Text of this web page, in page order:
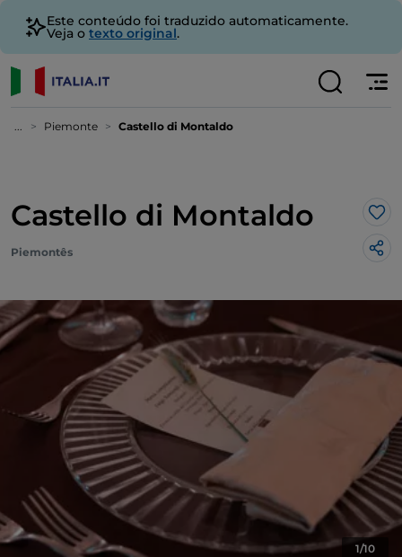
Este conteúdo foi traduzido automaticamente.
Veja o texto original.
... Piemonte Castello di Montaldo
Castello di Montaldo
Piemontês
1/10